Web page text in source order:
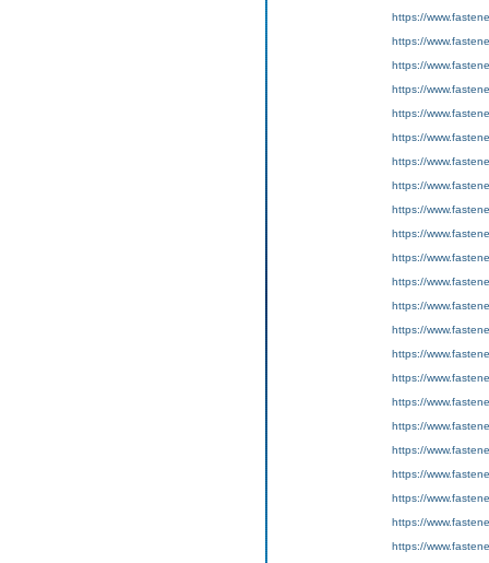
https://
https://
https://
https://
https://
https://
https://
https://
https://
https://
https://
https://
https://
https://
https://
https://
https://
https://
https://
https://
https://
https://
https://